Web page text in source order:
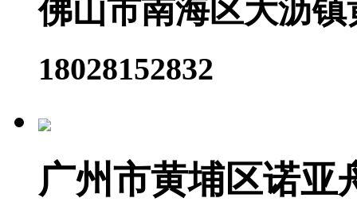
佛山市南海区大沥
18028152832
广州市黄埔区诺亚